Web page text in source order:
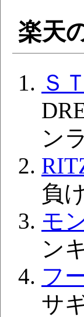
楽天
Ｓ
ン
負
モ
ン
フ
サ